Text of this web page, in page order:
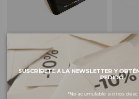
CREP PROTECT Wipes
10,00 €
CREP
SUSCRÍBETE A LA NEWSLETTER Y
PEDIDO
*No acumulable a otros